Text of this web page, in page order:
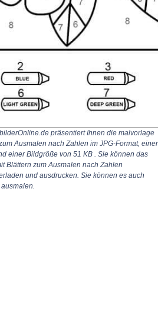
präsentiert Ihnen die malvorlage
Ausmalen nach Zahlen im JPG-Format, einer
einer Bildgröße von 51 KB . Sie können das
Blättern zum Ausmalen nach Zahlen
und ausdrucken. Sie können es auch